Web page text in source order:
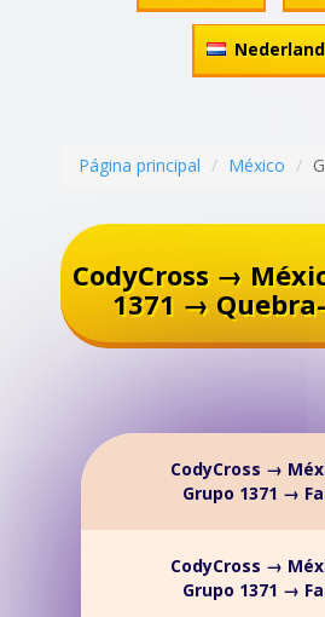
Página principal México
CodyCross →
1371 →
CodyCross →
Grupo 1371 →
CodyCross →
Grupo 1371 →